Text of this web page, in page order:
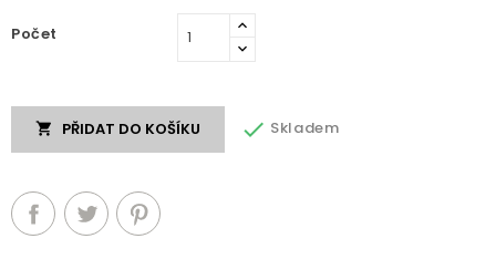
Počet
 PŘIDAT DO KOŠÍKU  Skladem